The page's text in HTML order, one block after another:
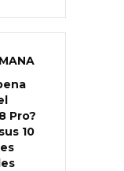
Pro?
10